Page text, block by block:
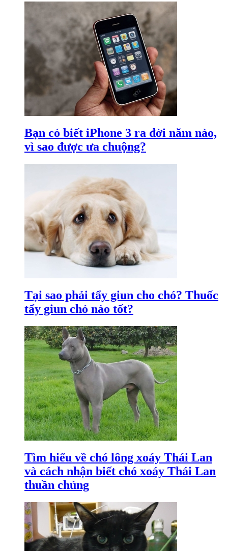
Bạn có biết iPhone 3 ra đời năm nào,
vì sao được ưa chuộng?
Tại sao phải tẩy giun cho chó? Thuốc
tẩy giun chó nào tốt?
Tìm hiểu về chó lông xoáy Thái Lan
và cách nhận biết chó xoáy Thái Lan
thuần chủng